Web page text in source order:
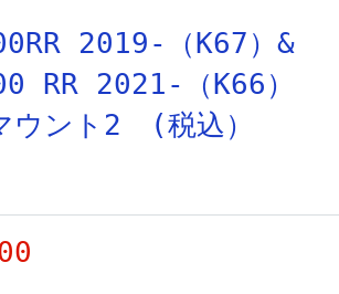
2019-（K67）&
RR 2021-（K66）
ウント2 (税込）